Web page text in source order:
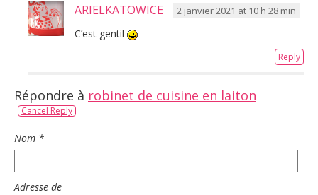
ARIELKATOWICE 2 janvier 2021 at 10 h 28 min
C’est gentil
Reply
Répondre à robinet de cuisine en laiton
Cancel Reply
Nom *
Adresse de